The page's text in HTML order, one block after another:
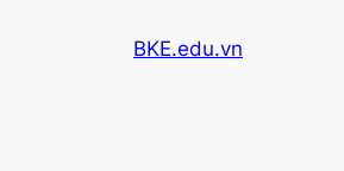
BKE.edu.vn